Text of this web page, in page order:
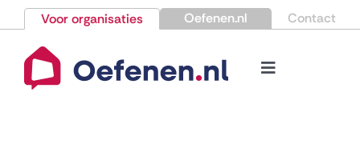
naar
inhoud
Voor organisaties Oefenen.nl Contact
Toggle